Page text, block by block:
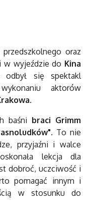
oraz
w wyjeździe do Kina
się spektakl
aktorów
.
baśni braci Grimm
. To nie
przyjaźni i walce
lekcja dla
dobroć, uczciwość i
pomagać innym i
w stosunku do